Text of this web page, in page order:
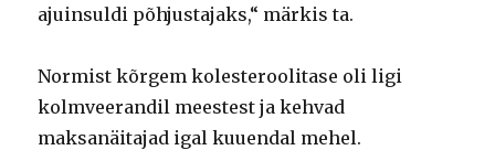
ajuinsuldi põhjustajaks,“ märkis ta.
Normist kõrgem kolesteroolitase oli ligi
kolmveerandil meestest ja kehvad
maksanäitajad igal kuuendal mehel.